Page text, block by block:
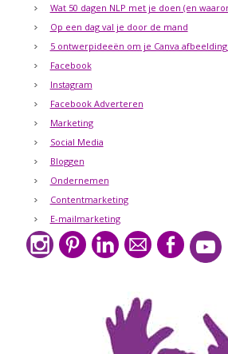
Wat 50 dagen NLP met je doen (en
Op een dag val je door de mand
5 ontwerpideeën om je Canva
Facebook
Instagram
Facebook Adverteren
Marketing
Social Media
Bloggen
Ondernemen
Contentmarketing
E-mailmarketing